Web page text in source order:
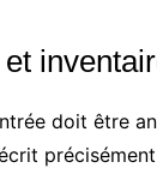
doit être
précisément